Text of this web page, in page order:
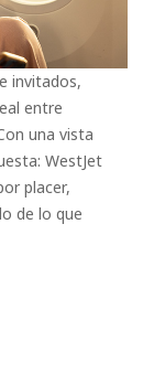
invitados,
entre
una vista
WestJet
placer,
de lo que